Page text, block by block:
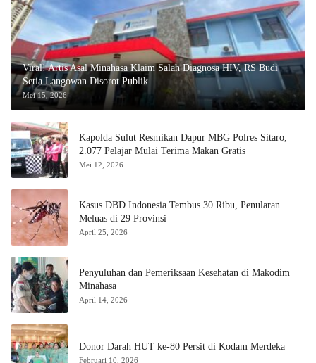
Viral! Artis Asal Minahasa Klaim Salah Diagnosa HIV, RS Budi
Setia Langowan Disorot Publik
Mei 15, 2026
Kapolda Sulut Resmikan Dapur MBG Polres Sitaro,
2.077 Pelajar Mulai Terima Makan Gratis
Mei 12, 2026
Kasus DBD Indonesia Tembus 30 Ribu, Penularan
Meluas di 29 Provinsi
April 25, 2026
Penyuluhan dan Pemeriksaan Kesehatan di Makodim
Minahasa
April 14, 2026
Donor Darah HUT ke-80 Persit di Kodam Merdeka
Februari 10, 2026